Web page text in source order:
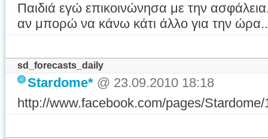
Παιδιά εγώ επικοινώνησα με την
αν μπορώ να κάνω κάτι άλλο για την
sd_forecasts_daily
Stardome* @ 23.09.2010 18:18
http://www.facebook.com/pages/